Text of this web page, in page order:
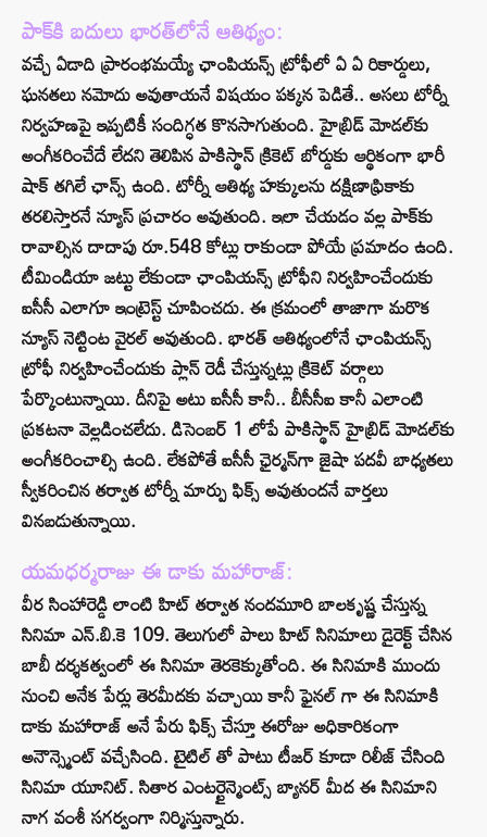
పాక్⁬కి బదులు భారత్⁬లోనే ఆతిథ్యం:
వచ్చే ఏడాది ప్రారంభమయ్యే ఛాంపియన్స్‌ ట్రోఫీలో ఏ ఏ రికార్డులు,
ఘనతలు నమోదు అవుతాయనే విషయం పక్కన పెడితే.. అసలు టోర్నీ
నిర్వహణపై ఇప్పటికీ సందిగ్ధత కొనసాగుతుంది. హైబ్రిడ్ మోడల్‌కు
అంగీకరించేదే లేదని తెలిపిన పాకిస్థాన్‌ క్రికెట్‌ బోర్డుకు ఆర్థికంగా భారీ
షాక్ తగిలే ఛాన్స్ ఉంది. టోర్నీ ఆతిథ్య హక్కులను దక్షిణాఫ్రికాకు
తరలిస్తారనే న్యూస్ ప్రచారం అవుతుంది. ఇలా చేయడం వల్ల పాక్‌కు
రావాల్సిన దాదాపు రూ.548 కోట్లు రాకుండా పోయే ప్రమాదం ఉంది.
టీమిండియా జట్టు లేకుండా ఛాంపియన్స్ ట్రోఫీని నిర్వహించేందుకు
ఐసీసీ ఎలాగూ ఇంట్రెస్ట్ చూపించదు. ఈ క్రమంలో తాజాగా మరొక
న్యూస్ నెట్టింట వైరల్ అవుతుంది. భారత్‌ ఆతిథ్యంలోనే ఛాంపియన్స్
ట్రోఫీ నిర్వహించేందుకు ప్లాన్ రెడీ చేస్తున్నట్లు క్రికెట్ వర్గాలు
పేర్కొంటున్నాయి. దీనిపై అటు ఐసీసీ కానీ.. బీసీసీఐ కానీ ఎలాంటి
ప్రకటనా వెల్లడించలేదు. డిసెంబర్ 1 లోపే పాకిస్థాన్‌ హైబ్రిడ్‌ మోడల్‌కు
అంగీకరించాల్సి ఉంది. లేకపోతే ఐసీసీ ఛైర్మన్‌గా జైషా పదవీ బాధ్యతలు
స్వీకరించిన తర్వాత టోర్నీ మార్పు ఫిక్స్ అవుతుందనే వార్తలు
వినబడుతున్నాయి.
యమధర్మరాజు ఈ డాకు మహారాజ్:
వీర సింహారెడ్డి లాంటి హిట్ తర్వాత నందమూరి బాలకృష్ణ చేస్తున్న
సినిమా ఎన్.బి.కె 109. తెలుగులో పాలు హిట్ సినిమాలు డైరెక్ట్ చేసిన
బాబీ దర్శకత్వంలో ఈ సినిమా తెరకెక్కుతోంది. ఈ సినిమాకి ముందు
నుంచి అనేక పేర్లు తెరమీదకు వచ్చాయి కానీ ఫైనల్ గా ఈ సినిమాకి
డాకు మహారాజ్ అనే పేరు ఫిక్స్ చేస్తూ ఈరోజు అధికారికంగా
అనౌన్స్మెంట్ వచ్చేసింది. టైటిల్ తో పాటు టీజర్ కూడా రిలీజ్ చేసింది
సినిమా యూనిట్. సితార ఎంటర్టైన్మెంట్స్ బ్యానర్ మీద ఈ సినిమాని
నాగ వంశీ సగర్వంగా నిర్మిస్తున్నారు.